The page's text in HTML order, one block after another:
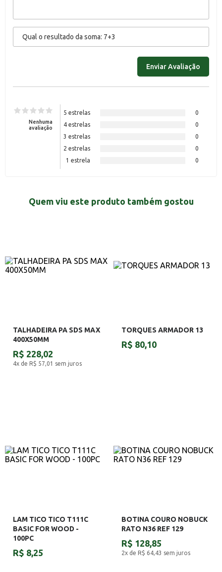
Nenhuma
avaliação
5 estrelas
0
4 estrelas
0
3 estrelas
0
2 estrelas
0
1 estrela
0
Quem viu este produto também gostou
TALHADEIRA PA SDS MAX
400X50MM
R$ 228,02
4x de R$ 57,01 sem juros
TORQUES ARMADOR 13
R$ 80,10
LAM TICO TICO T111C
BASIC FOR WOOD -
100PC
R$ 8,25
BOTINA COURO NOBUCK
RATO N36 REF 129
R$ 128,85
2x de R$ 64,43 sem juros